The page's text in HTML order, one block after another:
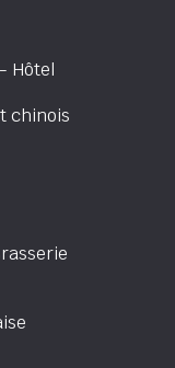
Hôtel
chinois